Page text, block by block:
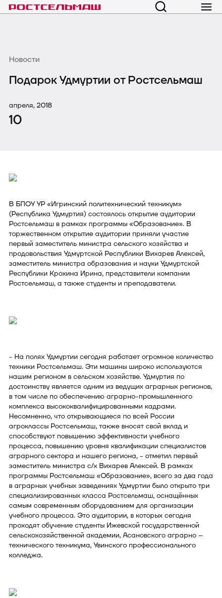
Новости
Подарок Удмуртии от Ростсельмаш
апреля, 2018
10
В БПОУ УР «Игринский политехнический техникум»
(Республика Удмуртия) состоялось открытие аудитории
Ростсельмаш в рамках программы «Образование». В
торжественном открытие аудитории приняли участие
первый заместитель министра сельского хозяйства и
продовольствия Удмуртской Республики Вихарев Алексей,
заместитель министра образования и науки Удмуртской
Республики Крохина Ирина, представители компании
Ростсельмаш, а также студенты и преподаватели.
- На полях Удмуртии сегодня работает огромное количество
техники Ростсельмаш. Эти машины широко используются
нашим регионом в сельском хозяйстве. Удмуртия по
достоинству является одним из ведущих аграрных регионов,
в том числе по обеспечению аграрно-промышленного
комплекса высококвалифицированными кадрами.
Несомненно, что открывающиеся по всей России
агроклассы Ростсельмаш, также вносят свой вклад и
способствуют повышению эффективности учебного
процесса, повышению уровня квалификации специалистов
аграрного сектора и нашего региона, - отметил первый
заместитель министра с/х Вихарев Алексей. В рамках
программы Ростсельмаш «Образование», всего за два года
в аграрных учебных заведениях Удмуртии было открыто три
специализированных класса Ростсельмаш, оснащённых
самым современным оборудованием для организации
учебного процесса. Это аудитории, в которых сегодня
проходят обучение студенты Ижевской государственной
сельскохозяйственной академии, Асановского аграрно –
технического техникума, Увинского профессионального
колледжа.